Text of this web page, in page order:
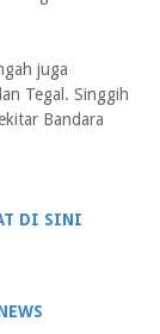
juga
Tegal. Singgih
Bandara
DI SINI